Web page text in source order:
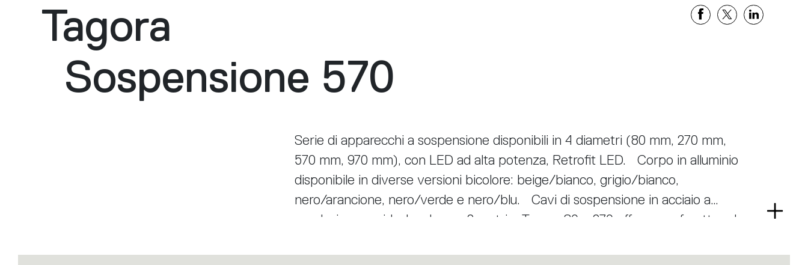
Tagora
Sospensione 570
Serie di apparecchi a sospensione disponibili in 4 diametri (80 mm, 270 mm,
570 mm, 970 mm), con LED ad alta potenza, Retrofit LED. Corpo in alluminio
disponibile in diverse versioni bicolore: beige/bianco, grigio/bianco,
nero/arancione, nero/verde e nero/blu. Cavi di sospensione in acciaio a
regolazione rapida, lunghezza 2 metri. Tagora 80 e 270 offrono un faretto ad
proprietario basato su una lente ibrida combinata con riflettore. Questo